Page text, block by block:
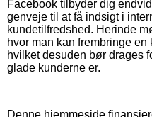
Facebook tilbyder dig
genveje til at få indsigt i
kundetilfredshed. Herinde
hvor man kan frembringe
hvilket desuden bør drages
glade kunderne er.
Denne hjemmeside